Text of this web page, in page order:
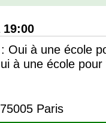
19:00
Oui à une école
à une école pour
Paris